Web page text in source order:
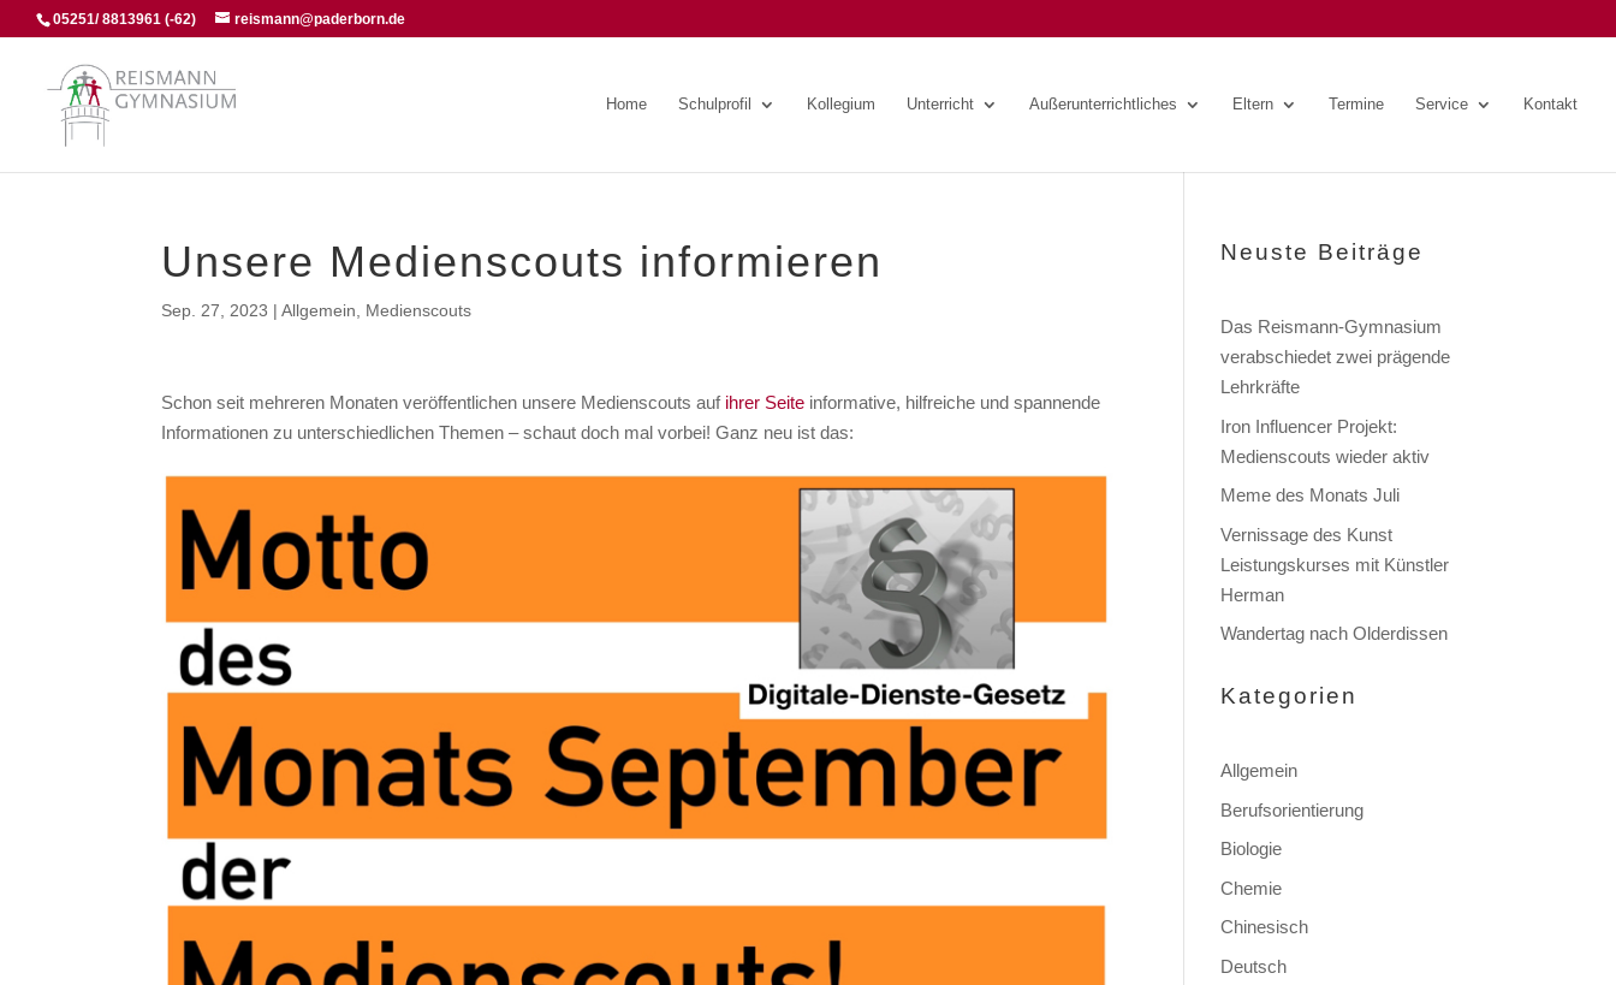
05251/ 8813961 (-62) reismann@paderborn.de
Home Schulprofil Kollegium Unterricht Außerunterrichtliches Eltern Termine Service Kontakt
Unsere Medienscouts informieren
Sep. 27, 2023 |Allgemein Medienscouts
Schon seit mehreren Monaten veröffentlichen unsere Medienscouts auf ihrer Seite informative, hilfreiche und spannende
Informationen zu unterschiedlichen Themen – schaut doch mal vorbei! Ganz neu ist das:
Neuste Beiträge
Das Reismann-Gymnasium
verabschiedet zwei prägende
Lehrkräfte
Iron Influencer Projekt:
Medienscouts wieder aktiv
Meme des Monats Juli
Vernissage des Kunst
Leistungskurses mit Künstler
Herman
Wandertag nach Olderdissen
Kategorien
Allgemein
Berufsorientierung
Biologie
Chemie
Chinesisch
Deutsch